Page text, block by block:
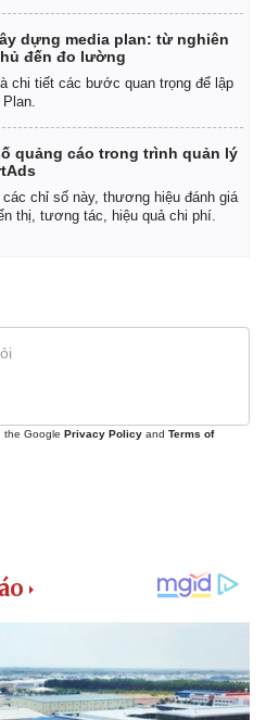
dựng media plan: từ nghiên
đến đo lường
chi tiết các bước quan trọng để lập
quảng cáo trong trình quản lý
các chỉ số này, thương hiệu đánh giá
thị, tương tác, hiệu quả chi phí.
the Google Privacy Policy and Terms of